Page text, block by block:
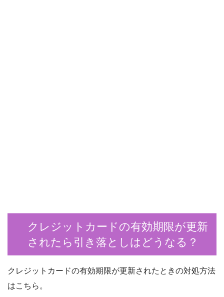
クレジットカードの有効期限が更新
されたら引き落としはどうなる？
クレジットカードの有効期限が更新されたときの対処方法
はこちら。